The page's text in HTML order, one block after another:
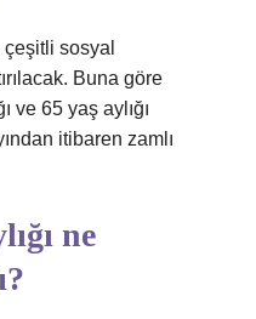
çeşitli sosyal
Buna göre
ve 65 yaş aylığı
itibaren zamlı
ne